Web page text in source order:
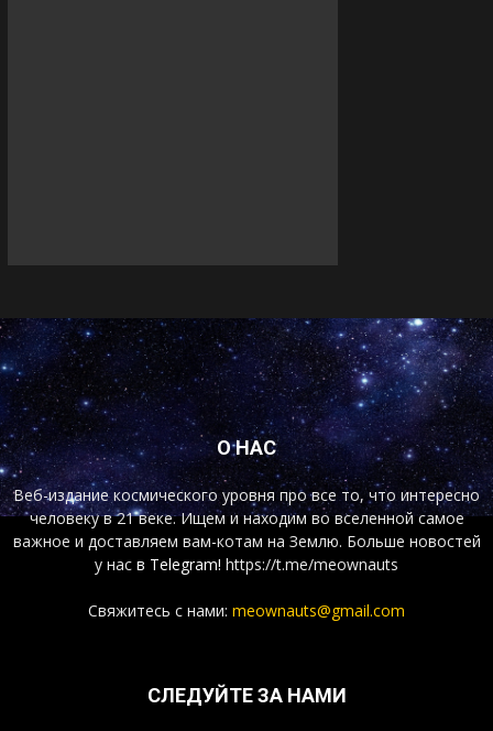
О НАС
Веб-издание космического уровня про все то, что интересно
человеку в 21 веке. Ищем и находим во вселенной самое
важное и доставляем вам-котам на Землю. Больше новостей
у нас в Telegram! https://t.me/meownauts
Свяжитесь с нами: meownauts@gmail.com
СЛЕДУЙТЕ ЗА НАМИ